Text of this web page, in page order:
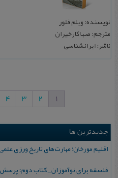
نویسنده: ویلم فلور
مترجم: صبا کارخیران
ناشر: ایرانشناسی
1
2
3
4
جدیدترین ها
اقلیم مورخان؛ مهارت‌های تاریخ ورزی
فلسفه برای نوآموزان_ کتاب دوم: